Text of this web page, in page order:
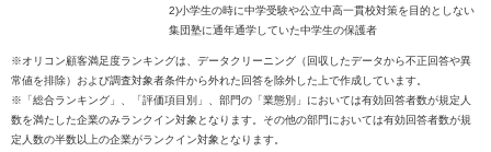
2)小学生の時に中学受験や公立中高一貫校対策を目的としない
集団塾に通年通学していた中学生の保護者
※オリコン顧客満足度ランキングは、データクリーニング（回収したデータから不正回答や異
常値を排除）および調査対象者条件から外れた回答を除外した上で作成しています。
※「総合ランキング」、「評価項目別」、部門の「業態別」においては有効回答者数が規定人
数を満たした企業のみランクイン対象となります。その他の部門においては有効回答者数が規
定人数の半数以上の企業がランクイン対象となります。